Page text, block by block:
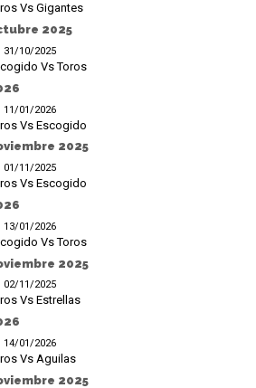
Vs Gigantes
2025
31/10/2025
Vs Toros
11/01/2026
Vs Escogido
2025
01/11/2025
Vs Escogido
13/01/2026
Vs Toros
2025
02/11/2025
Vs Estrellas
14/01/2026
Vs Aguilas
2025